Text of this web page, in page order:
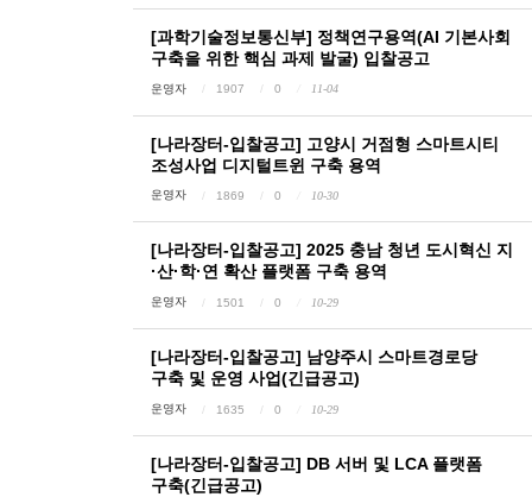
[과학기술정보통신부] 정책연구용역(AI 기본사회
구축을 위한 핵심 과제 발굴) 입찰공고
운영자 1907 0 11-04
[나라장터-입찰공고] 고양시 거점형 스마트시티
조성사업 디지털트윈 구축 용역
운영자 1869 0 10-30
[나라장터-입찰공고] 2025 충남 청년 도시혁신 지
·산·학·연 확산 플랫폼 구축 용역
운영자 1501 0 10-29
[나라장터-입찰공고] 남양주시 스마트경로당
구축 및 운영 사업(긴급공고)
운영자 1635 0 10-29
[나라장터-입찰공고] DB 서버 및 LCA 플랫폼
구축(긴급공고)